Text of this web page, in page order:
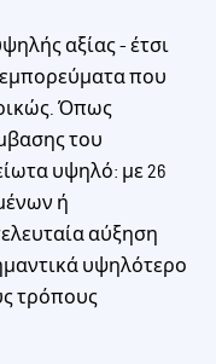
αξίας - έτσι
που
Όπως
του
υψηλό: με 26
ή
αύξηση
υψηλότερο
τρόπους